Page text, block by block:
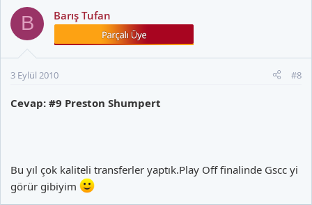
B Barış Tufan
3 Eylül 2010 #8
Cevap: #9 Preston Shumpert
Bu yıl çok kaliteli transferler yaptık.Play Off finalinde Gscc yi
görür gibiyim